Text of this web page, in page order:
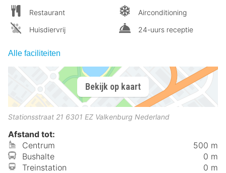
Restaurant
Huisdiervrij
Airconditioning
24-uurs receptie
Alle faciliteiten
Bekijk op kaart
Stationsstraat 21 6301 EZ Valkenburg Nederland
Afstand tot:
Centrum
500 m
Bushalte
0 m
Treinstation
0 m